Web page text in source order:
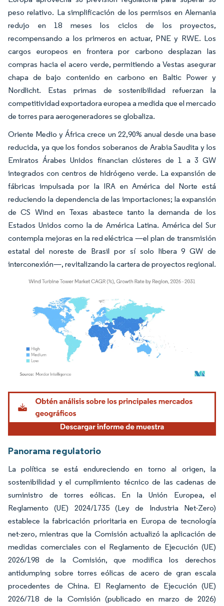
peso relativo. La simplificación de los permisos en Alemania
redujo en 18 meses los ciclos de los proyectos,
recompensando a los primeros en actuar, PNE y RWE. Los
cargos europeos en frontera por carbono desplazan las
compras hacia el acero verde, permitiendo a Vestas asegurar
chapa de bajo contenido en carbono en Baltic Power y
Nordlicht. Estas primas de sostenibilidad refuerzan la
competitividad exportadora europea a medida que el mercado
de torres para aerogeneradores se globaliza.
Oriente Medio y África crece un 22,90% anual desde una base
reducida, ya que los fondos soberanos de Arabia Saudita y los
Emiratos Árabes Unidos financian clústeres de 1 a 3 GW
integrados con centros de hidrógeno verde. La expansión de
fábricas impulsada por la IRA en América del Norte está
reduciendo la dependencia de las importaciones; la expansión
de CS Wind en Texas abastece tanto la demanda de los
Estados Unidos como la de América Latina. América del Sur
contempla mejoras en la red eléctrica —el plan de transmisión
estatal del noreste de Brasil por sí solo libera 9 GW de
interconexión—, revitalizando la cartera de proyectos regional.
Imagen © Mordor Intelligence. El uso requiere atribución según CC BY 4.0.
Panorama regulatorio
La política se está endureciendo en torno al origen, la
sostenibilidad y el cumplimiento técnico de las cadenas de
suministro de torres eólicas. En la Unión Europea, el
Reglamento (UE) 2024/1735 (Ley de Industria Net-Zero)
establece la fabricación prioritaria en Europa de tecnología
net-zero, mientras que la Comisión actualizó la aplicación de
medidas comerciales con el Reglamento de Ejecución (UE)
2026/198 de la Comisión, que modifica los derechos
antidumping sobre torres eólicas de acero de gran escala
procedentes de China. El Reglamento de Ejecución (UE)
2026/718 de la Comisión (publicado en marzo de 2026)